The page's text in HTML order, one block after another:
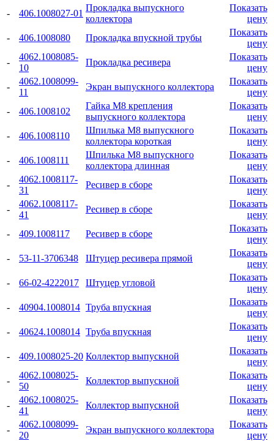
-
406.1008027-01
Прокладка выпускного
коллектора
Показать
цену
-
406.1008080 Прокладка впускной трубы
Показать
цену
-
4062.1008085-
10
Прокладка ресивера
Показать
цену
-
4062.1008099-
11
Экран выпускного коллектора
Показать
цену
-
406.1008102
Гайка М8 крепления
выпускного коллектора
Показать
цену
-
406.1008110
Шпилька М8 выпускного
коллектора короткая
Показать
цену
-
406.1008111
Шпилька М8 выпускного
коллектора длинная
Показать
цену
-
4062.1008117-
31
Ресивер в сборе
Показать
цену
-
4062.1008117-
41
Ресивер в сборе
Показать
цену
-
409.1008117 Ресивер в сборе
Показать
цену
-
53-11-3706348 Штуцер ресивера прямой
Показать
цену
-
66-02-4222017 Штуцер угловой
Показать
цену
-
40904.1008014 Труба впускная
Показать
цену
-
40624.1008014 Труба впускная
Показать
цену
-
409.1008025-20 Коллектор выпускной
Показать
цену
-
4062.1008025-
50
Коллектор выпускной
Показать
цену
-
4062.1008025-
41
Коллектор выпускной
Показать
цену
-
4062.1008099-
20
Экран выпускного коллектора
Показать
цену